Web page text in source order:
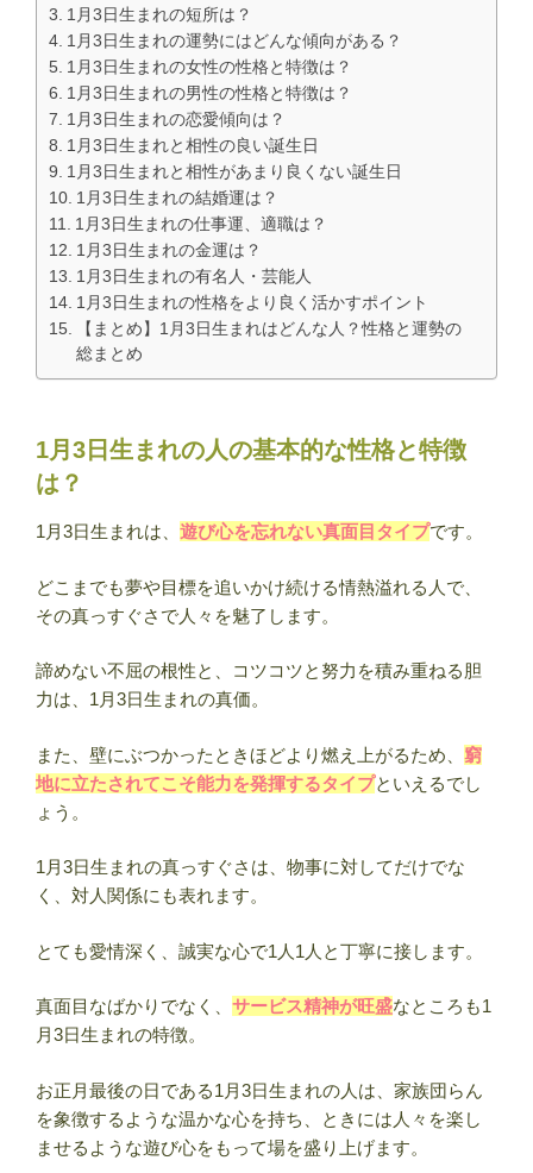
1月3日生まれの短所は？
1月3日生まれの運勢にはどんな傾向がある？
1月3日生まれの女性の性格と特徴は？
1月3日生まれの男性の性格と特徴は？
1月3日生まれの恋愛傾向は？
1月3日生まれと相性の良い誕生日
1月3日生まれと相性があまり良くない誕生日
1月3日生まれの結婚運は？
1月3日生まれの仕事運、適職は？
1月3日生まれの金運は？
1月3日生まれの有名人・芸能人
1月3日生まれの性格をより良く活かすポイント
【まとめ】1月3日生まれはどんな人？性格と運勢の
総まとめ
1月3日生まれの人の基本的な性格と特徴
は？
1月3日生まれは、 遊び心を忘れない真面目タイプです。
どこまでも夢や目標を追いかけ続ける情熱溢れる人で、
その真っすぐさで人々を魅了します。
諦めない不屈の根性と、コツコツと努力を積み重ねる胆
力は、1月3日生まれの真価。
また、壁にぶつかったときほどより燃え上がるため、 窮
地に立たされてこそ能力を発揮するタイプといえるでし
ょう。
1月3日生まれの真っすぐさは、物事に対してだけでな
く、対人関係にも表れます。
とても愛情深く、誠実な心で1人1人と丁寧に接します。
真面目なばかりでなく、 サービス精神が旺盛なところも1
月3日生まれの特徴。
お正月最後の日である1月3日生まれの人は、家族団らん
を象徴するような温かな心を持ち、ときには人々を楽し
ませるような遊び心をもって場を盛り上げます。